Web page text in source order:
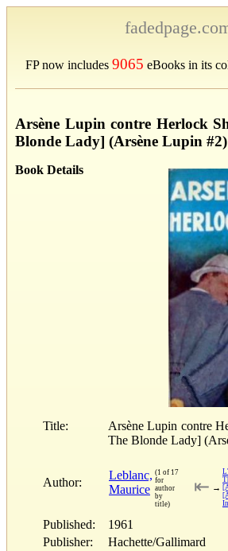
FP now includes 9065 eBooks in its
Arsène Lupin contre Herlock
Blonde Lady] (Arsène Lupin #2)
Book Details
Title:
Arsène Lupin contre
The Blonde Lady]
Author:
Leblanc,
Maurice
(1 of 17
for
author
by
title)
⇤ →
Published:
1961
Publisher:
Hachette/Gallimard